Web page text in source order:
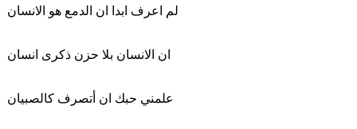
لم اعرف ابدا ان الدمع هو الانسان
ان الانسان بلا حزن ذكرى انسان
علمني حبك ان أتصرف كالصبيان